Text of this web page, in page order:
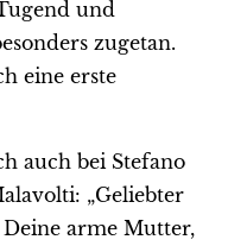
und
zugetan.
eine erste
auch bei Stefano
„Geliebter
arme Mutter,